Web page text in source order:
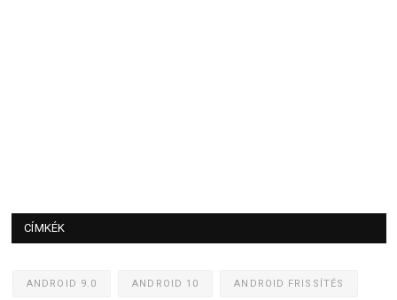
CÍMKÉK
ANDROID 9.0 ANDROID 10 ANDROID FRISSÍTÉS